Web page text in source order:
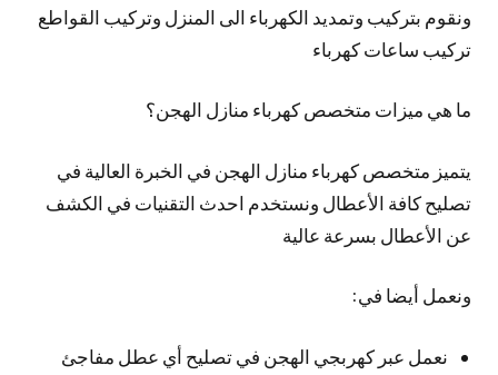
ونقوم بتركيب وتمديد الكهرباء الى المنزل وتركيب القواطع
تركيب ساعات كهرباء
ما هي ميزات متخصص كهرباء منازل الهجن؟
يتميز متخصص كهرباء منازل الهجن في الخبرة العالية في
تصليح كافة الأعطال ونستخدم احدث التقنيات في الكشف
عن الأعطال بسرعة عالية
ونعمل أيضا في:
نعمل عبر كهربجي الهجن في تصليح أي عطل مفاجئ